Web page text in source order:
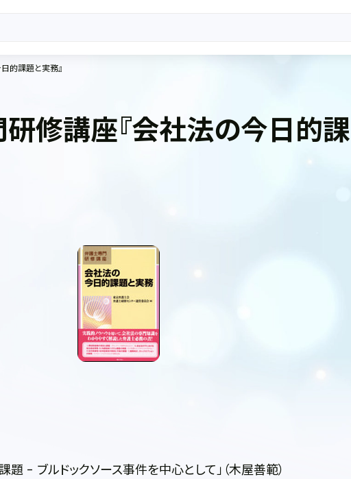
的課題と実務』
修講座『会社法の今日的課
題 - ブルドックソース事件を中心として」（木屋善範）